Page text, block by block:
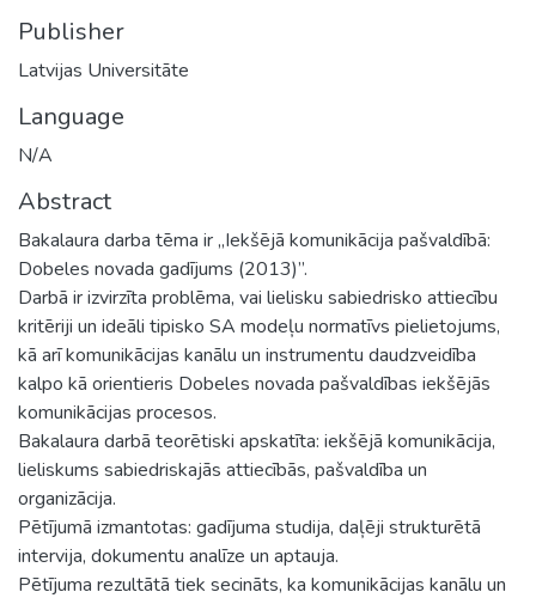
Publisher
Latvijas Universitāte
Language
N/A
Abstract
Bakalaura darba tēma ir „Iekšējā komunikācija pašvaldībā:
Dobeles novada gadījums (2013)”.
Darbā ir izvirzīta problēma, vai lielisku sabiedrisko attiecību
kritēriji un ideāli tipisko SA modeļu normatīvs pielietojums,
kā arī komunikācijas kanālu un instrumentu daudzveidība
kalpo kā orientieris Dobeles novada pašvaldības iekšējās
komunikācijas procesos.
Bakalaura darbā teorētiski apskatīta: iekšējā komunikācija,
lieliskums sabiedriskajās attiecībās, pašvaldība un
organizācija.
Pētījumā izmantotas: gadījuma studija, daļēji strukturētā
intervija, dokumentu analīze un aptauja.
Pētījuma rezultātā tiek secināts, ka komunikācijas kanālu un